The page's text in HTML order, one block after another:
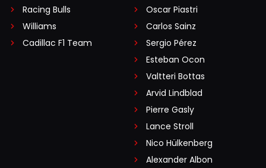
Racing Bulls
Williams
Cadillac F1 Team
Oscar Piastri
Carlos Sainz
Sergio Pérez
Esteban Ocon
Valtteri Bottas
Arvid Lindblad
Pierre Gasly
Lance Stroll
Nico Hülkenberg
Alexander Albon